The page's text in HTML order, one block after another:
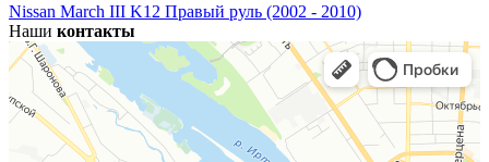
Nissan March III K12 Правый руль (2002 - 2010)
Наши контакты